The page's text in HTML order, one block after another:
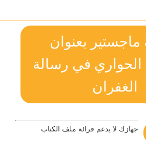
ماجستير بعنوان
الحواري في رسالة
الغفران
جهازك لا يدعم قرائة ملف الكتاب